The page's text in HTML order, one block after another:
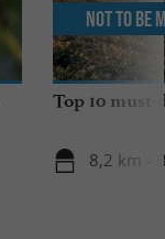
Top 10
8,2 km -
Not to be